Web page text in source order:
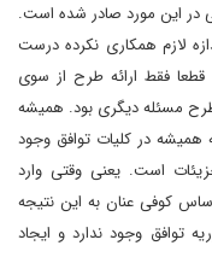
در این مورد صادر شده است.
لازم همکاری نکرده درست
فقط ارائه طرح از سوی
طرح مسئله دیگری بود. همیشه
در کلیات توافق وجود
است. یعنی وقتی وارد
کوفی عنان به این نتیجه
توافق وجود ندارد و ایجاد